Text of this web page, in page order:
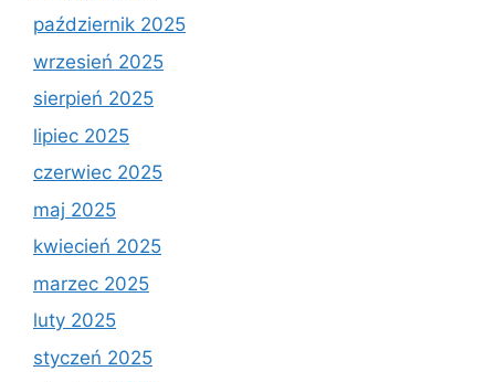
październik 2025
wrzesień 2025
sierpień 2025
lipiec 2025
czerwiec 2025
maj 2025
kwiecień 2025
marzec 2025
luty 2025
styczeń 2025